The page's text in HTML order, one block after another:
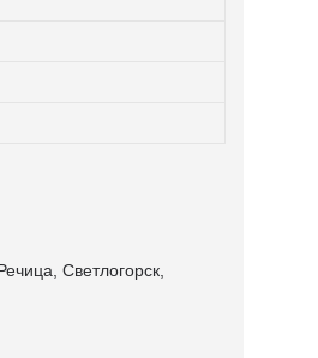
Светлогорск,